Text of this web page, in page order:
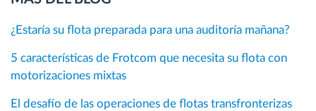
¿Estaría su flota preparada para una auditoría mañana?
5 características de Frotcom que necesita su flota con
motorizaciones mixtas
El desafío de las operaciones de flotas transfronterizas